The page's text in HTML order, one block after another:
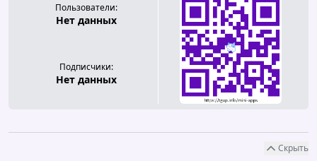
Пользователи:
Нет данных
Подписчики:
Нет данных
Скрыть